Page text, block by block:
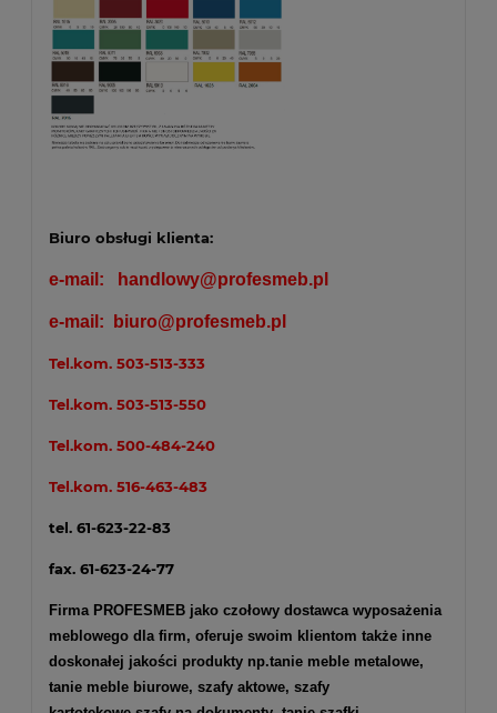
Biuro obsługi klienta:
e-mail: handlowy@profesmeb.pl
e-mail: biuro@profesmeb.pl
Tel.kom. 503-513-333
Tel.kom. 503-513-550
Tel.kom. 500-484-240
Tel.kom. 516-463-483
tel. 61-623-22-83
fax. 61-623-24-77
Firma PROFESMEB jako czołowy dostawca wyposażenia
meblowego dla firm, oferuje swoim klientom także inne
doskonałej jakości produkty np.tanie meble metalowe,
tanie meble biurowe, szafy aktowe, szafy